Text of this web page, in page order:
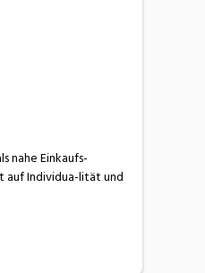
nahe Einkaufs-
auf Individua-lität und